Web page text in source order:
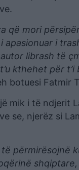
që mori
apasionuar i
librash të
kthehet për
botuesi Fatmir
mik i të ndjerit
se, njerëz si
të përmirësojnë